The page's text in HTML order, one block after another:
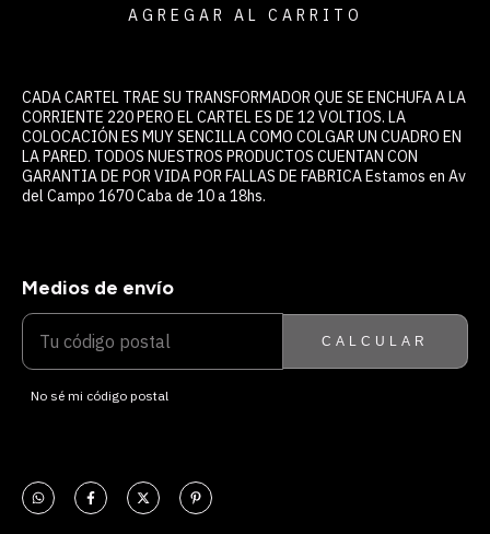
CADA CARTEL TRAE SU TRANSFORMADOR QUE SE ENCHUFA A LA
CORRIENTE 220 PERO EL CARTEL ES DE 12 VOLTIOS. LA
COLOCACIÓN ES MUY SENCILLA COMO COLGAR UN CUADRO EN
LA PARED. TODOS NUESTROS PRODUCTOS CUENTAN CON
GARANTIA DE POR VIDA POR FALLAS DE FABRICA Estamos en Av
del Campo 1670 Caba de 10 a 18hs.
ENTREGAS PARA EL CP:
Medios de envío
CALCULAR
No sé mi código postal